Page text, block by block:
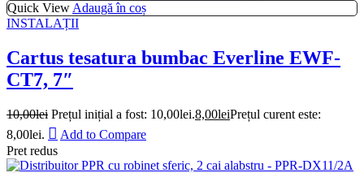
Quick View Adaugă în coș
INSTALAȚII
Cartus tesatura bumbac Everline EWF-
CT7, 7″
10,00lei Prețul inițial a fost: 10,00lei.8,00leiPrețul curent este:
8,00lei.
Add to Compare
Pret redus